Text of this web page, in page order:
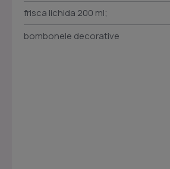
frisca lichida 200 ml;
bombonele decorative